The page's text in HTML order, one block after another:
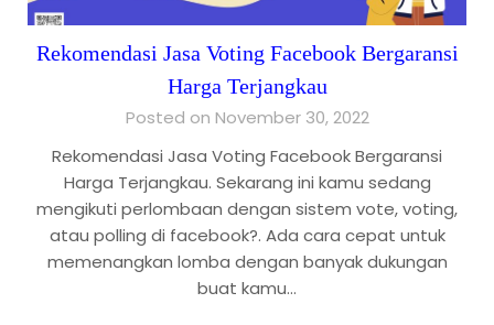
Rekomendasi Jasa Voting Facebook Bergaransi
Harga Terjangkau
Posted on November 30, 2022
Rekomendasi Jasa Voting Facebook Bergaransi
Harga Terjangkau. Sekarang ini kamu sedang
mengikuti perlombaan dengan sistem vote, voting,
atau polling di facebook?. Ada cara cepat untuk
memenangkan lomba dengan banyak dukungan
buat kamu…